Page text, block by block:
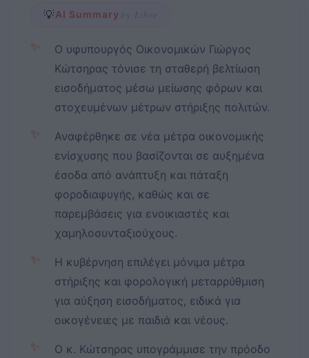
💡AI Summary by Libre
✨
Ο υφυπουργός Οικονομικών Γιώργος
Κώτσηρας τόνισε τη σταθερή βελτίωση
εισοδήματος μέσω μείωσης φόρων και
στοχευμένων μέτρων στήριξης πολιτών.
✨
Αναφέρθηκε σε νέα μέτρα οικονομικής
ενίσχυσης που βασίζονται σε αυξημένα
έσοδα από ανάπτυξη και πάταξη
φοροδιαφυγής, καθώς και σε
παρεμβάσεις για ενοικιαστές και
χαμηλοσυνταξιούχους.
✨
Η κυβέρνηση επιλέγει μόνιμα μέτρα
στήριξης και φορολογική μεταρρύθμιση
για αύξηση εισοδήματος, ειδικά για
οικογένειες με παιδιά και νέους.
✨
Ο κ. Κώτσηρας υπογράμμισε την πρόοδο